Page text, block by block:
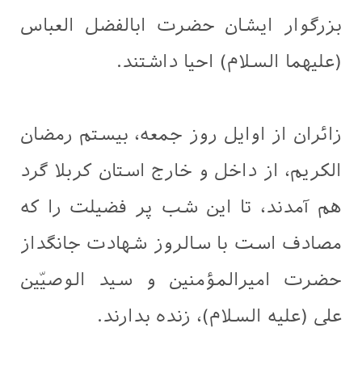
بزرگوار ایشان حضرت ابالفضل العباس
(علیهما السلام) احیا داشتند.
زائران از اوایل روز جمعه، بیستم رمضان
الکریم، از داخل و خارج استان کربلا گرد
هم آمدند، تا این شب پر فضیلت را که
مصادف است با سالروز شهادت جانگداز
حضرت امیرالمؤمنین و سید الوصیّین
علی (علیه السلام)، زنده بدارند.